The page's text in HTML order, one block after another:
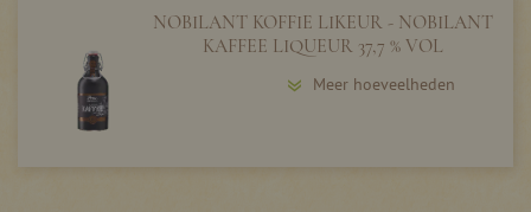
NOBILANT KOFFIE LIKEUR - NOBILANT
KAFFEE LIQUEUR 37,7 % VOL
Meer hoeveelheden